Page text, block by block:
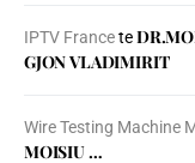
IPTV Francete
GJON VLADIMIRIT
Wire Testing Machine
MOISIU …